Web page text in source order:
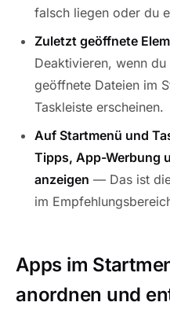
falsch liegen oder du
Zuletzt geöffnete
Deaktivieren, wenn
geöffnete Dateien im
Taskleiste erscheinen.
Auf Startmenü und
Tipps, App-Werbung
anzeigen — Das ist
im
Apps im
anordnen und